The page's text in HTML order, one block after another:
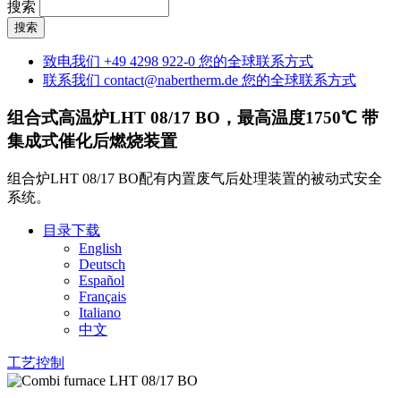
搜索
致电我们 +49 4298 922-0 您的全球联系方式
联系我们 contact@nabertherm.de 您的全球联系方式
组合式高温炉LHT 08/17 BO，最高温度1750℃ 带
集成式催化后燃烧装置
组合炉LHT 08/17 BO配有内置废气后处理装置的被动式安全
系统。
目录下载
English
Deutsch
Español
Français
Italiano
中文
工艺控制